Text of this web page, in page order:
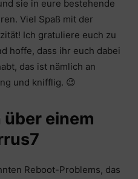
sie in eure bestehende
Viel Spaß mit der
Ich gratuliere euch zu
hoffe, dass ihr euch dabei
das ist nämlich an
und knifflig. 😉
über einem
Reboot-Problems, das